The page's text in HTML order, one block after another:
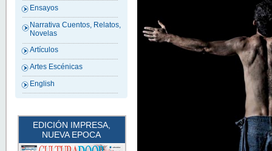
Ensayos
Narrativa Cuentos, Relatos,
Novelas
Artículos
Artes Escénicas
English
EDICIÓN IMPRESA,
NUEVA EPOCA